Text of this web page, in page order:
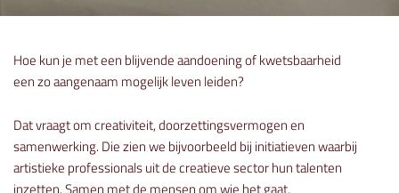
Hoe kun je met een blijvende aandoening of kwetsbaarheid
een zo aangenaam mogelijk leven leiden?
Dat vraagt om creativiteit, doorzettingsvermogen en
samenwerking. Die zien we bijvoorbeeld bij initiatieven waarbij
artistieke professionals uit de creatieve sector hun talenten
inzetten. Samen met de mensen om wie het gaat,